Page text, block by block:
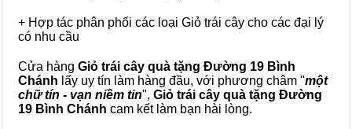
+ Hợp tác phân phối các loại Giỏ trái cây cho các đại lý
có nhu cầu
Cửa hàng Giỏ trái cây quà tặng Đường 19 Bình
Chánh lấy uy tín làm hàng đầu, với phương châm "một
chữ tín - vạn niềm tin", Giỏ trái cây quà tặng Đường
19 Bình Chánh cam kết làm bạn hài lòng.